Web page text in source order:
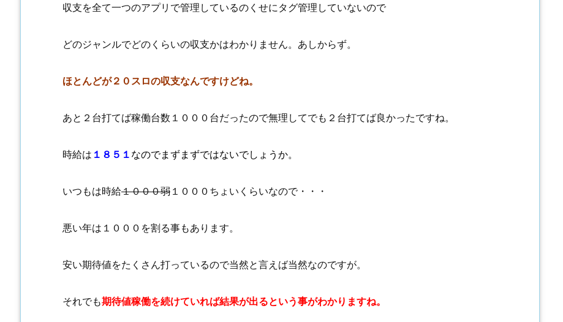
収支を全て一つのアプリで管理しているのくせにタグ管理していないので
どのジャンルでどのくらいの収支かはわかりません。あしからず。
ほとんどが２０スロの収支なんですけどね。
あと２台打てば稼働台数１０００台だったので無理してでも２台打てば良かったですね。
時給は １８５１ なのでまずまずではないでしょうか。
いつもは時給１０００弱 １０００ちょいくらいなので・・・
悪い年は１０００を割る事もあります。
安い期待値をたくさん打っているので当然と言えば当然なのですが。
それでも期待値稼働を続けていれば結果が出るという事がわかりますね。